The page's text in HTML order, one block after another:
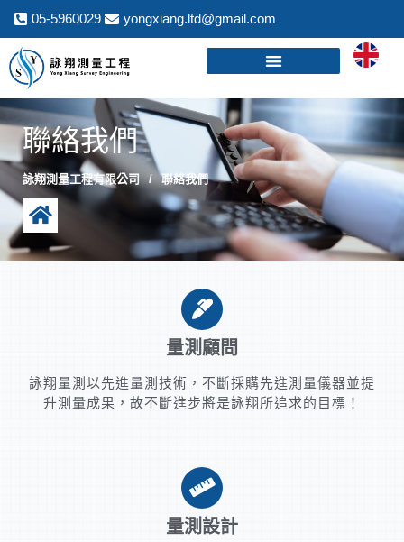
05-5960029 yongxiang.ltd@gmail.com
聯絡我們
詠翔測量工程有限公司 聯絡我們
量測顧問
詠翔量測以先進量測技術，不斷採購先進測量儀器並提
升測量成果，故不斷進步將是詠翔所追求的目標！
量測設計